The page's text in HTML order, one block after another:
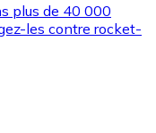
plus de 40 000
les contre rocket-